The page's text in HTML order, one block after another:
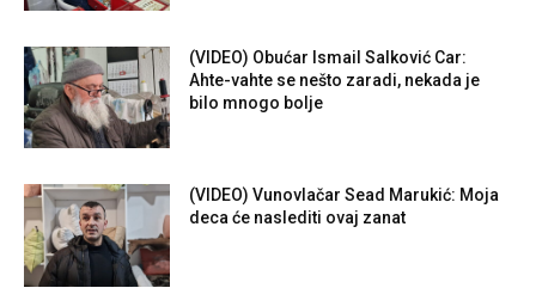
(VIDEO) Obućar Ismail Salković Car:
Ahte-vahte se nešto zaradi, nekada je
bilo mnogo bolje
(VIDEO) Vunovlačar Sead Marukić: Moja
deca će naslediti ovaj zanat